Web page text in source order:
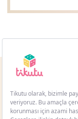
Copyright © 2021